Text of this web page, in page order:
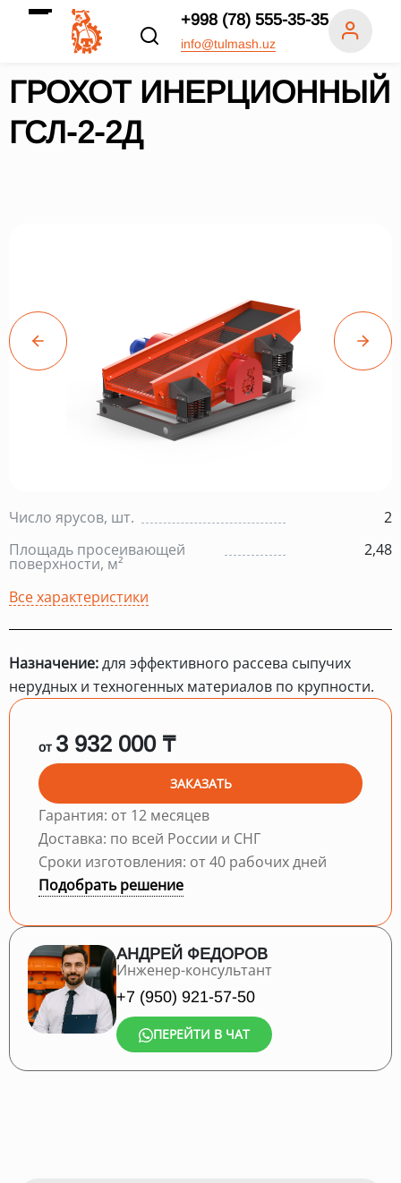
+998 (78) 555-35-35
info@tulmash.uz
ГРОХОТ ИНЕРЦИОННЫЙ
ГСЛ-2-2Д
Число ярусов, шт.
2
Площадь просеивающей
поверхности, м²
2,48
Все характеристики
Назначение:для эффективного рассева сыпучих
нерудных и техногенных материалов по крупности.
от 3 932 000 ₸
ЗАКАЗАТЬ
Гарантия: от 12 месяцев
Доставка: по всей России и СНГ
Сроки изготовления: от 40 рабочих дней
Подобрать решение
АНДРЕЙ ФЕДОРОВ
Инженер-консультант
+7 (950) 921-57-50
ПЕРЕЙТИ В ЧАТ